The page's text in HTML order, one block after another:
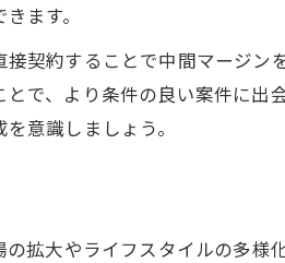
ます。
契約することで中間マージン
で、より条件の良い案件に
意識しましょう。
拡大やライフスタイルの多